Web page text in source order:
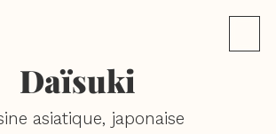
Daïsuki
asiatique, japonaise